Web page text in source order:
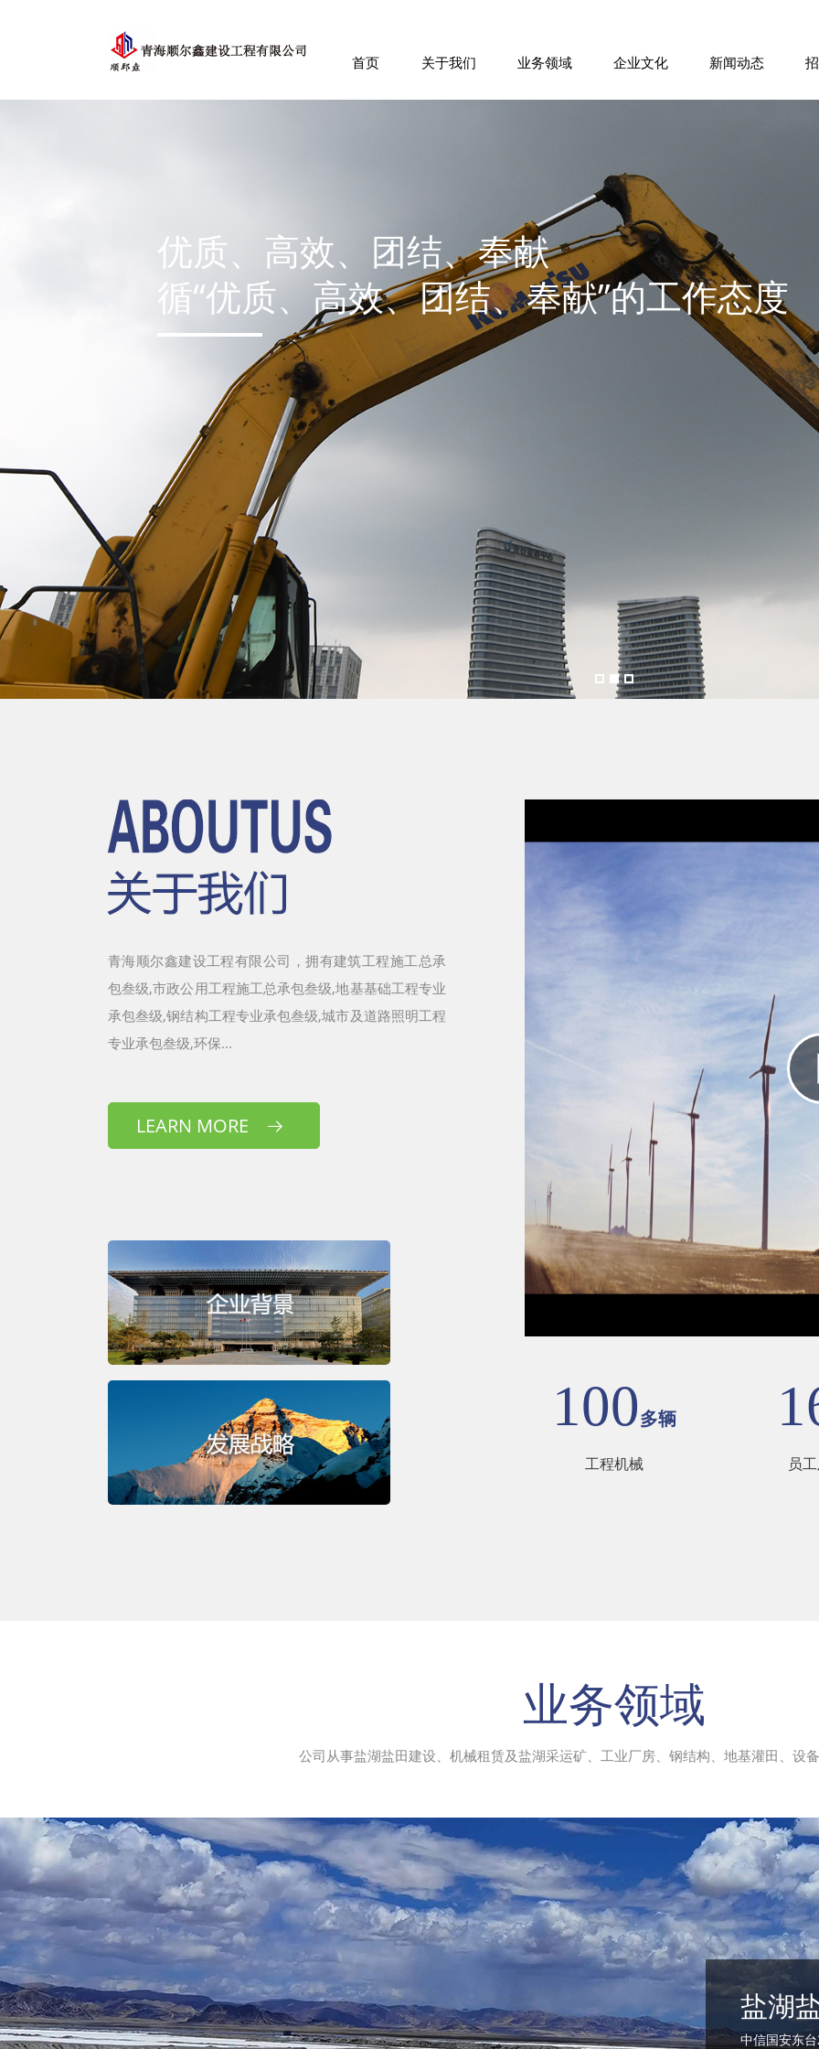
首页 关于我们
公司简介 董事长致辞 发展战略
业务领域
盐湖盐田建设工程 机械租赁 盐湖采
企业文化
文化理念 员工风采
新闻动态
重要新闻 公司新闻 媒体报道
社会招聘 校园招聘
发展倡议 责任担当 我们在行动
优质精品工程
为社会创造更多的优质精品工程
青海顺尔鑫建设工程有限公司，拥有建筑工程施工总承
包叁级,市政公用工程施工总承包叁级,地基基础工程专业
承包叁级,钢结构工程专业承包叁级,城市及道路照明工程
专业承包叁级,环保...
LEARN MORE 
100多辆
工程机械 员
业务领域
公司从事盐湖盐田建设、机械租赁及盐湖采运矿、工业厂房、钢结构、地基灌田、设
盐湖
中信国安东